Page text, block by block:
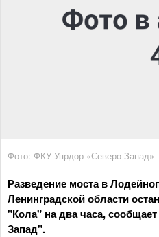
Фото: ФКУ Упрдор «Северо-Запад»
Разведение моста в
Ленинградской области
"Кола" на два часа,
Запад".